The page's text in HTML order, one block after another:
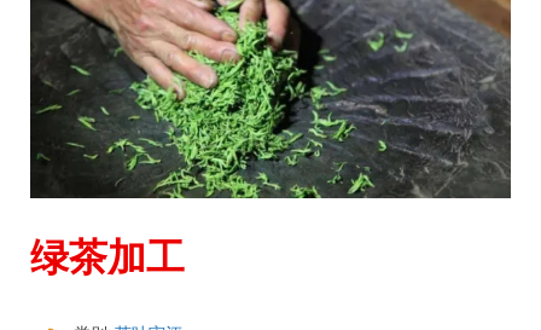
绿茶加工